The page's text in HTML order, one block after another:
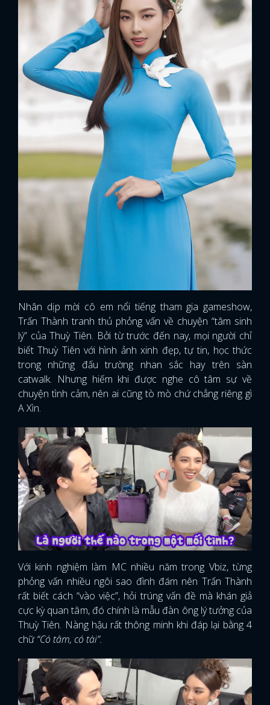
Nhân dịp mời cô em nổi tiếng tham gia gameshow,
Trấn Thành tranh thủ phỏng vấn về chuyện “tâm sinh
lý” của Thuỳ Tiên. Bởi từ trước đến nay, mọi người chỉ
biết Thuỳ Tiên với hình ảnh xinh đẹp, tự tin, học thức
trong những đấu trường nhan sắc hay trên sàn
catwalk. Nhưng hiếm khi được nghe cô tâm sự về
chuyện tình cảm, nên ai cũng tò mò chứ chẳng riêng gì
A Xìn.
Với kinh nghiệm làm MC nhiều năm trong Vbiz, từng
phỏng vấn nhiều ngôi sao đình đám nên Trấn Thành
rất biết cách “vào việc”, hỏi trúng vấn đề mà khán giả
cực kỳ quan tâm, đó chính là mẫu đàn ông lý tưởng của
Thuỳ Tiên. Nàng hậu rất thông minh khi đáp lại bằng 4
chữ “Có tâm, có tài”.